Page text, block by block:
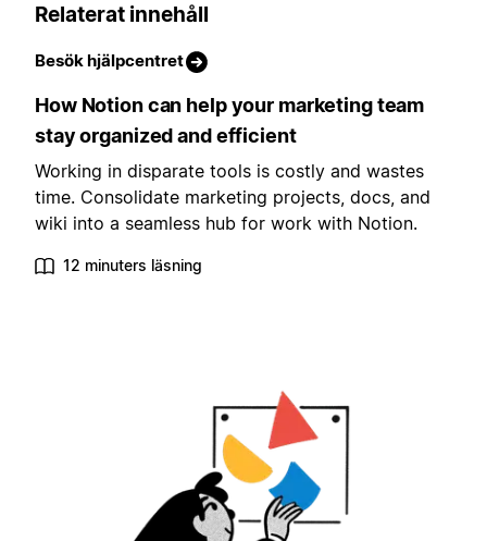
Relaterat innehåll
Besök hjälpcentret
How Notion can help your marketing team
stay organized and efficient
Working in disparate tools is costly and wastes
time. Consolidate marketing projects, docs, and
wiki into a seamless hub for work with Notion.
12 minuters läsning